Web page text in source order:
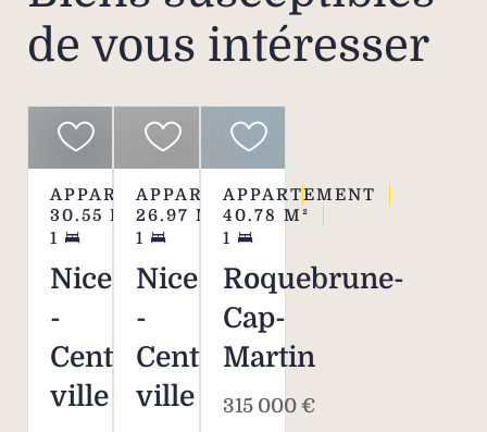
de vous intéresser
APPARTEMENT
30.55 M²
1
Nice
-
Centre
ville
APPARTEMENT
26.97 M²
1
Nice
-
Centre
ville
APPARTEMENT
40.78 M²
1
Roquebrune-
Cap-
Martin
315 000 €